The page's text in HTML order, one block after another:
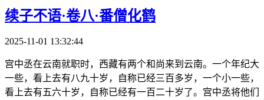
续子不语·卷八·番僧化鹤
2025-11-01 13:32:44
宫中丞在云南就职时，西藏有两个和尚来到云南。一个年纪大
一些，看上去有八九十岁，自称已经三百多岁，一个小一些，
看上去有五六十岁，自称已经有一百二十岁了。宫中丞将他们